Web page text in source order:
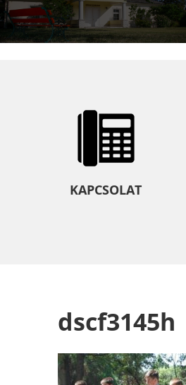
KAPCSOLAT
dscf3145h